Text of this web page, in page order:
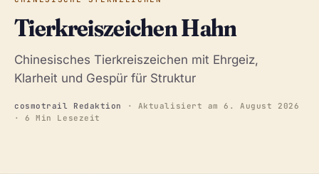
Tierkreiszeichen Hahn
Chinesisches Tierkreiszeichen mit Ehrgeiz,
Klarheit und Gespür für Struktur
cosmotrail Redaktion · Aktualisiert am6. August 2026
· 6 Min Lesezeit